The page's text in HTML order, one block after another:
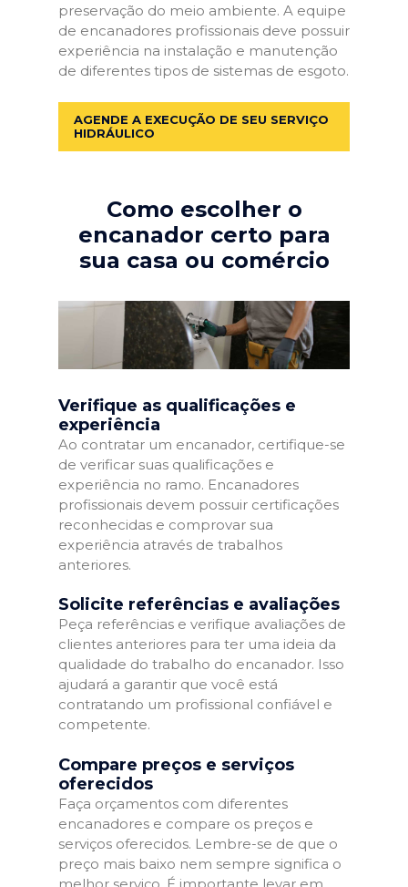
preservação do meio ambiente. A equipe
de encanadores profissionais deve possuir
experiência na instalação e manutenção
de diferentes tipos de sistemas de esgoto.
AGENDE A EXECUÇÃO DE SEU SERVIÇO
HIDRÁULICO
Como escolher o
encanador certo para
sua casa ou comércio
Verifique as qualificações e
experiência
Ao contratar um encanador, certifique-se
de verificar suas qualificações e
experiência no ramo. Encanadores
profissionais devem possuir certificações
reconhecidas e comprovar sua
experiência através de trabalhos
anteriores.
Solicite referências e avaliações
Peça referências e verifique avaliações de
clientes anteriores para ter uma ideia da
qualidade do trabalho do encanador. Isso
ajudará a garantir que você está
contratando um profissional confiável e
competente.
Compare preços e serviços
oferecidos
Faça orçamentos com diferentes
encanadores e compare os preços e
serviços oferecidos. Lembre-se de que o
preço mais baixo nem sempre significa o
melhor serviço. É importante levar em